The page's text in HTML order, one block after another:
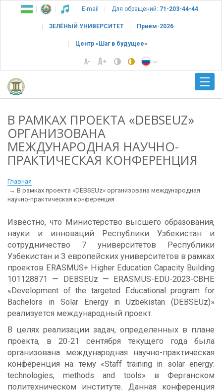
E-mail Для обращений: 71-203-44-44
ЗЕЛЁНЫЙ УНИВЕРСИТЕТ Прием-2026
Центр «Шаг в будущее»
В РАМКАХ ПРОЕКТА «DEBSEUZ»
ОРГАНИЗОВАНА
МЕЖДУНАРОДНАЯ НАУЧНО-
ПРАКТИЧЕСКАЯ КОНФЕРЕНЦИЯ
Главная
В рамках проекта «DEBSEUz» организована международная
научно-практическая конференция
Известно, что Министерство высшего образования,
науки и инноваций Республики Узбекистан и
сотрудничество 7 университетов Республики
Узбекистан и 3 европейских университетов в рамках
проектов ERASMUS+ Higher Education Capacity Building
101128871 — DEBSEUz — ERASMUS-EDU-2023-CBHE
«Development of the targeted Educational program for
Bachelors in Solar Energy in Uzbekistan (DEBSEUz)»
реализуется международный проект.
В целях реализации задач, определенных в плане
проекта, в 20-21 сентября текущего года была
организована международная научно-практическая
конференция на тему «Staff training in solar energy:
technologies, methods and tools» в Ферганском
политехническом институте. Данная конференция